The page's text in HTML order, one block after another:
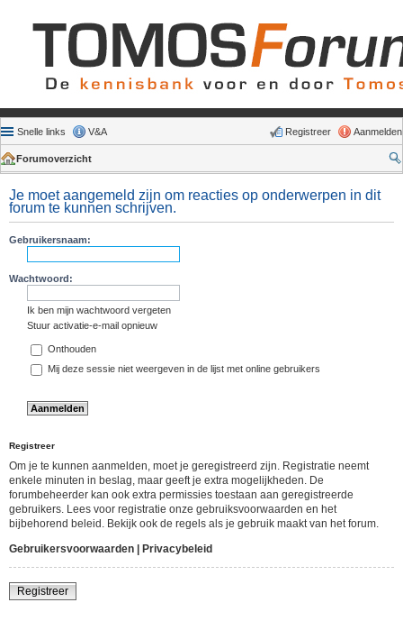
Snelle links V&A Aanmelden
Registreer
Forumoverzicht
Je moet aangemeld zijn om reacties op onderwerpen in dit
forum te kunnen schrijven.
Gebruikersnaam:
Wachtwoord:
Ik ben mijn wachtwoord vergeten
Stuur activatie-e-mail opnieuw
Onthouden
Mij deze sessie niet weergeven in de lijst met online gebruikers
Registreer
Om je te kunnen aanmelden, moet je geregistreerd zijn. Registratie neemt
enkele minuten in beslag, maar geeft je extra mogelijkheden. De
forumbeheerder kan ook extra permissies toestaan aan geregistreerde
gebruikers. Lees voor registratie onze gebruiksvoorwaarden en het
bijbehorend beleid. Bekijk ook de regels als je gebruik maakt van het forum.
Gebruikersvoorwaarden
Privacybeleid
Registreer